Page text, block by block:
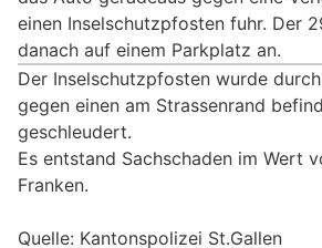
einen Inselschutzpfosten fuhr. Der
danach auf einem Parkplatz an.
Der Inselschutzpfosten wurde
gegen einen am Strassenrand
geschleudert.
Es entstand Sachschaden im Wert
Franken.
Quelle: Kantonspolizei St.Gallen